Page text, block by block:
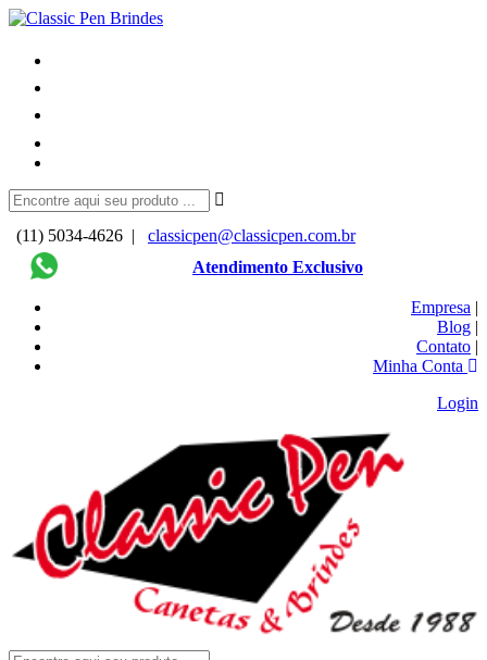
(11) 5034-4626 |
classicpen@classicpen.com.br
Atendimento Exclusivo
Empresa |
Blog |
Contato |
Minha Conta
Login